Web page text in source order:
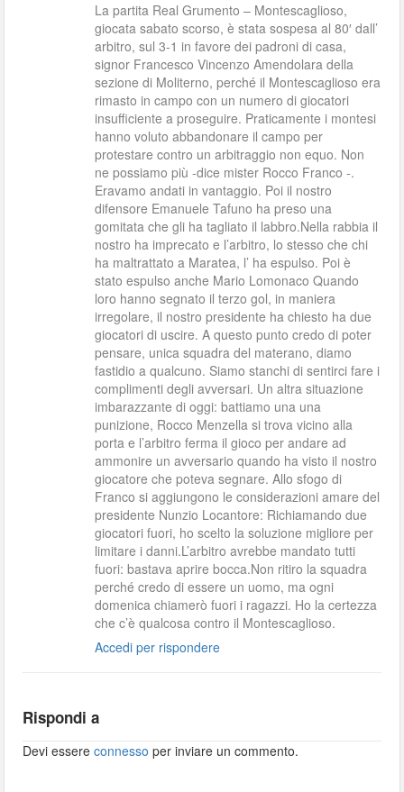
La partita Real Grumento – Montescaglioso,
giocata sabato scorso, è stata sospesa al 80′ dall’
arbitro, sul 3-1 in favore dei padroni di casa,
signor Francesco Vincenzo Amendolara della
sezione di Moliterno, perché il Montescaglioso era
rimasto in campo con un numero di giocatori
insufficiente a proseguire. Praticamente i montesi
hanno voluto abbandonare il campo per
protestare contro un arbitraggio non equo. Non
ne possiamo più -dice mister Rocco Franco -.
Eravamo andati in vantaggio. Poi il nostro
difensore Emanuele Tafuno ha preso una
gomitata che gli ha tagliato il labbro.Nella rabbia il
nostro ha imprecato e l’arbitro, lo stesso che chi
ha maltrattato a Maratea, l’ ha espulso. Poi è
stato espulso anche Mario Lomonaco Quando
loro hanno segnato il terzo gol, in maniera
irregolare, il nostro presidente ha chiesto ha due
giocatori di uscire. A questo punto credo di poter
pensare, unica squadra del materano, diamo
fastidio a qualcuno. Siamo stanchi di sentirci fare i
complimenti degli avversari. Un altra situazione
imbarazzante di oggi: battiamo una una
punizione, Rocco Menzella si trova vicino alla
porta e l’arbitro ferma il gioco per andare ad
ammonire un avversario quando ha visto il nostro
giocatore che poteva segnare. Allo sfogo di
Franco si aggiungono le considerazioni amare del
presidente Nunzio Locantore: Richiamando due
giocatori fuori, ho scelto la soluzione migliore per
limitare i danni.L’arbitro avrebbe mandato tutti
fuori: bastava aprire bocca.Non ritiro la squadra
perché credo di essere un uomo, ma ogni
domenica chiamerò fuori i ragazzi. Ho la certezza
che c’è qualcosa contro il Montescaglioso.
Accedi per rispondere
Rispondi a
Devi essereconnesso per inviare un commento.